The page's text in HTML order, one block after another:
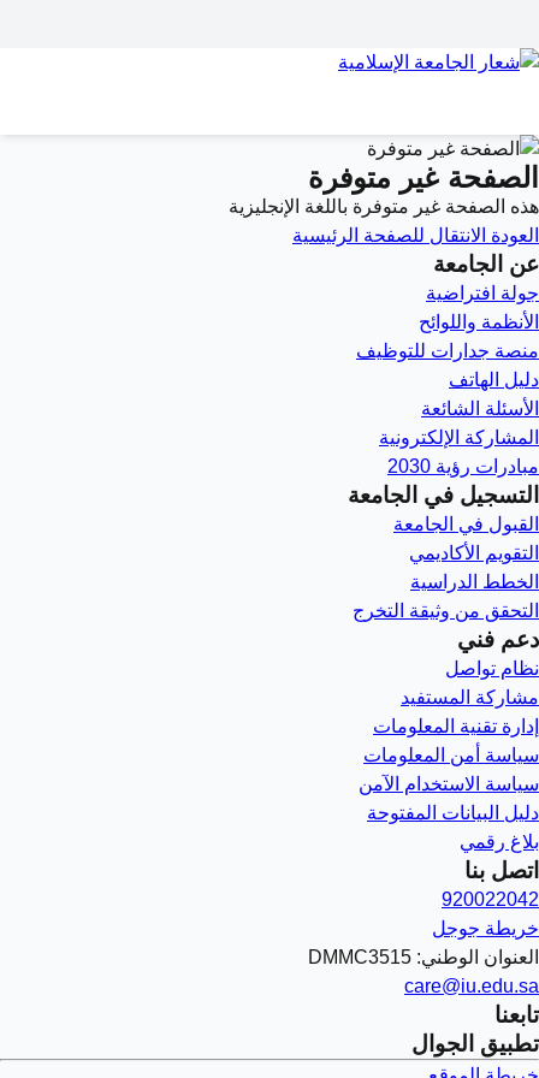
الصفحة غير متوفرة
هذه الصفحة غير متوفرة باللغة الإنجليزية
العودة الانتقال للصفحة الرئيسية
عن الجامعة
جولة افتراضية
الأنظمة واللوائح
منصة جدارات للتوظيف
دليل الهاتف
الأسئلة الشائعة
المشاركة الإلكترونية
مبادرات رؤية 2030
التسجيل في الجامعة
القبول في الجامعة
التقويم الأكاديمي
الخطط الدراسية
التحقق من وثيقة التخرج
دعم فني
نظام تواصل
مشاركة المستفيد
إدارة تقنية المعلومات
سياسة أمن المعلومات
سياسة الاستخدام الآمن
دليل البيانات المفتوحة
بلاغ رقمي
اتصل بنا
920022042
خريطة جوجل
العنوان الوطني: DMMC3515
care@iu.edu.sa
تابعنا
تطبيق الجوال